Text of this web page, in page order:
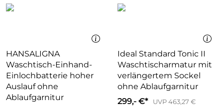
HANSALIGNA
Waschtisch-Einhand-
Einlochbatterie hoher
Auslauf ohne
Ablaufgarnitur
Ideal Standard Tonic II
Waschtischarmatur mit
verlängertem Sockel
ohne Ablaufgarnitur
299,- €*
UVP 463,27 €